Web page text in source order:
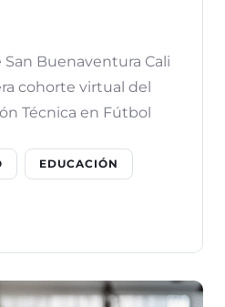
Buenaventura Cali
cohorte virtual del
Técnica en Fútbol
EDUCACIÓN